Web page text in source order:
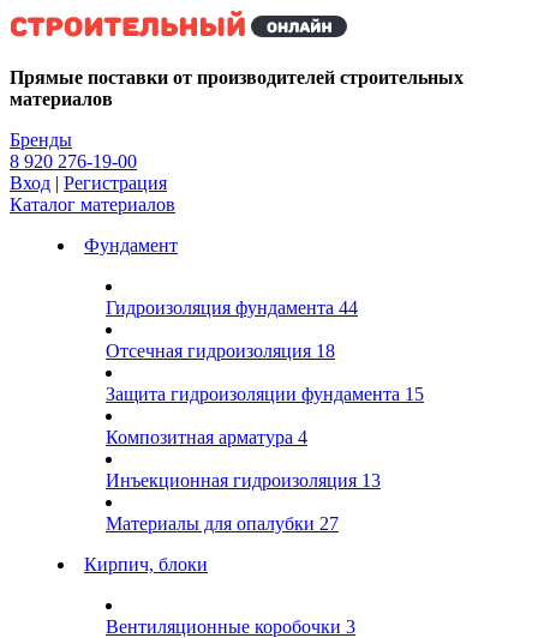
Kg
Прямые поставки от производителей строительных
материалов
Бренды
8 920 276-19-00
Вход | Регистрация
Каталог материалов
Фундамент
Гидроизоляция фундамента 44
Отсечная гидроизоляция 18
Защита гидроизоляции фундамента 15
Композитная арматура 4
Инъекционная гидроизоляция 13
Материалы для опалубки 27
Кирпич, блоки
Вентиляционные коробочки 3